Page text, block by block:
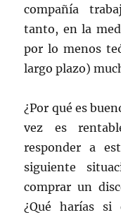
compañía
tanto, en la
por lo menos
largo plazo)
¿Por qué es
vez es
responder a
siguiente
comprar un
¿Qué harías si